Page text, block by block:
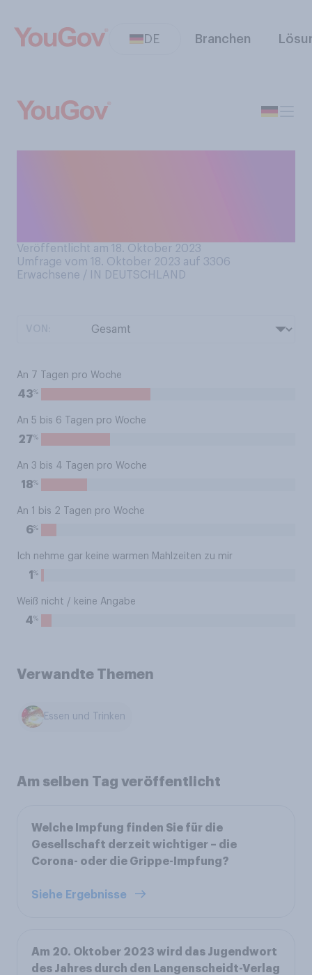
DE Branchen
Veröffentlicht am 18. Oktober 2023
Umfrage vom 18. Oktober 2023 auf 3306
Erwachsene / IN DEUTSCHLAND
An 7 Tagen pro Woche
43%
An 5 bis 6 Tagen pro Woche
27%
An 3 bis 4 Tagen pro Woche
18%
An 1 bis 2 Tagen pro Woche
6%
Ich nehme gar keine warmen Mahlzeiten zu mir
1 %
Weiß nicht / keine Angabe
4%
Verwandte Themen
Essen und Trinken
Am selben Tag veröffentlicht
Welche Impfung finden Sie für die
Gesellschaft derzeit wichtiger – die
Corona- oder die Grippe-Impfung?
Siehe Ergebnisse
Am 20. Oktober 2023 wird das Jugendwort
des Jahres durch den Langenscheidt-Verlag